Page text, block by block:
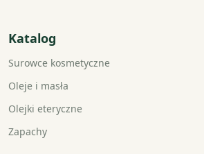
Katalog
Surowce kosmetyczne
Oleje i masła
Olejki eteryczne
Zapachy